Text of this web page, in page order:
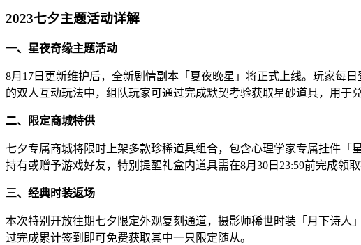
2023七夕主题活动详解
一、星夜奇缘主题活动
8月17日更新维护后，全新剧情副本「夏夜晚星」将正式上线。玩家每
的双人互动玩法中，组队玩家可通过完成默契考验获取星砂道具，用于
二、限定商城特供
七夕专属商城将限时上架多款珍稀道具组合，包含心理学家专属挂件
持有或赠予游戏好友，特别提醒礼盒内道具需在8月30日23:59前完成领取
三、经典时装返场
本次特别开放往期七夕限定外观复刻通道，摄影师稀世时装「月下诗人
过完成累计签到即可免费获取其中一只限定随从。